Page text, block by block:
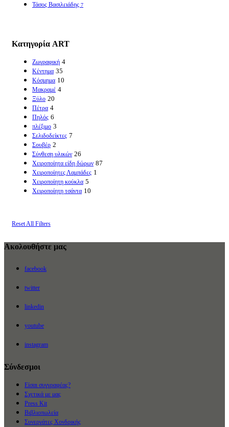
Τάσος Βασιλειάδης 7
Κατηγορία ART
Ζωγραφική 4
Κέντημα 35
Κόσμημα 10
Μακραμέ 4
Ξύλο 20
Πέτρα 4
Πηλός 6
πλέξιμο 3
Σελιδοδείκτες 7
Σουβέρ 2
Σύνθεση υλικών 26
Χειροποίητα είδη δώρων 87
Χειροποίητες Λαμπάδες 1
Χειροποίητη κούκλα 5
Χειροποίητη τσάντα 10
Reset All Filters
Ακολουθήστε μας
facebook
twitter
linkedin
youtube
instagram
Σύνδεσμοι
Είσαι συγγραφέας?
Σχετικά με μας
Press Kit
Βιβλιοπωλεία
Συνεργάτες Χονδρικής